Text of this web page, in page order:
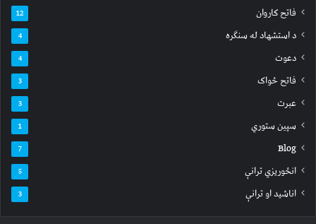
فاتح کاروان 12
د استشهاد له سنګره 4
دعوت 4
فاتح ځواک 3
عبرت 3
سپين ستوري 1
Blog
7
انځوریزي ترانې 5
اناشید او ترانې 3